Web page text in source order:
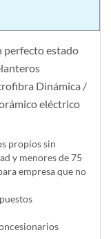
perfecto estado
Dinámica /
eléctrico
propios sin
y menores de 75
empresa que no